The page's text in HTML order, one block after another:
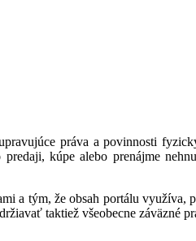
práva a povinnosti
kúpe alebo prenájme
a tým, že obsah portálu využíva,
taktiež všeobecne záväzné